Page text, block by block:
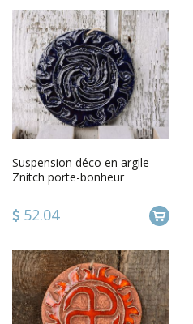
Suspension déco en argile
Znitch porte-bonheur
52.04